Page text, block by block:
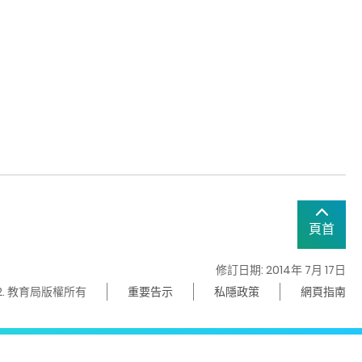
頁首
修訂日期: 2014年 7月 17日
教育局版權所有
重要告示 私隱政策 網頁指南